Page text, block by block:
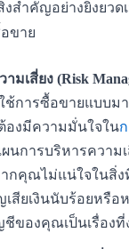
งสำคัญอย่างยิ่งยวด
อขาย
มเสี่ยง (Risk
ช้การซื้อขายแบบมา
องมีความมั่นใจใน
นการบริหารความ
ากคุณไม่แน่ใจในสิ่
สียเงินนับร้อยหรือ
ของคุณเป็นเรื่องที่